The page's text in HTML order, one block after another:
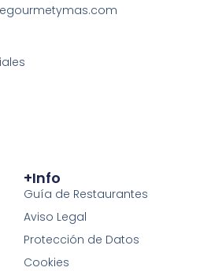
+info
Guía de Restaurantes
Aviso Legal
Protección de Datos
Cookies